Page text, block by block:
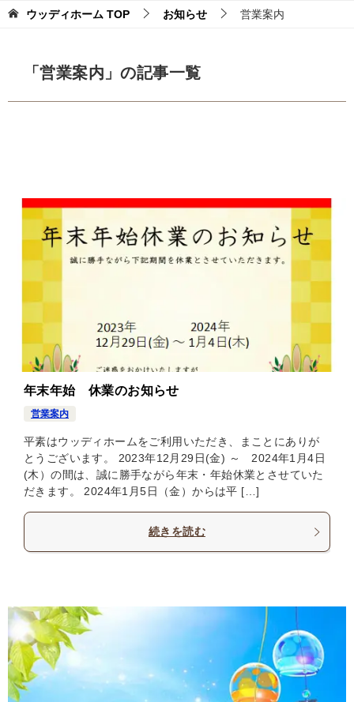
ウッディホーム TOP お知らせ 営業案内
「営業案内」の記事一覧
年末年始 休業のお知らせ
営業案内
平素はウッディホームをご利用いただき、まことにありが
とうございます。 2023年12月29日(金) ～ 2024年1月4日
(木）の間は、誠に勝手ながら年末・年始休業とさせていた
だきます。 2024年1月5日（金）からは平 […]
続きを読む